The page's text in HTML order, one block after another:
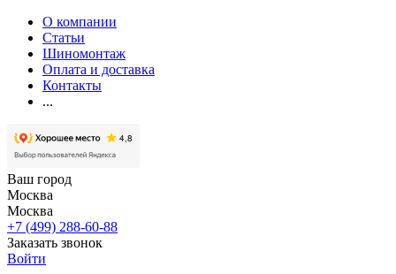
О компании
Статьи
Шиномонтаж
Оплата и доставка
Контакты
...
Ваш город
Москва
Москва
+7 (499) 288-60-88
Заказать звонок
Войти